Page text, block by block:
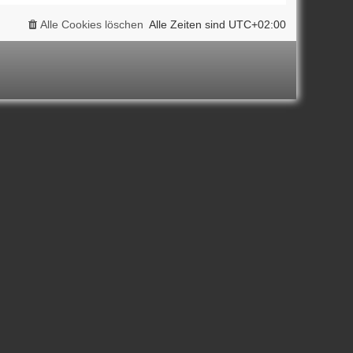
Alle Zeiten sind UTC+02:00
Alle Cookies löschen